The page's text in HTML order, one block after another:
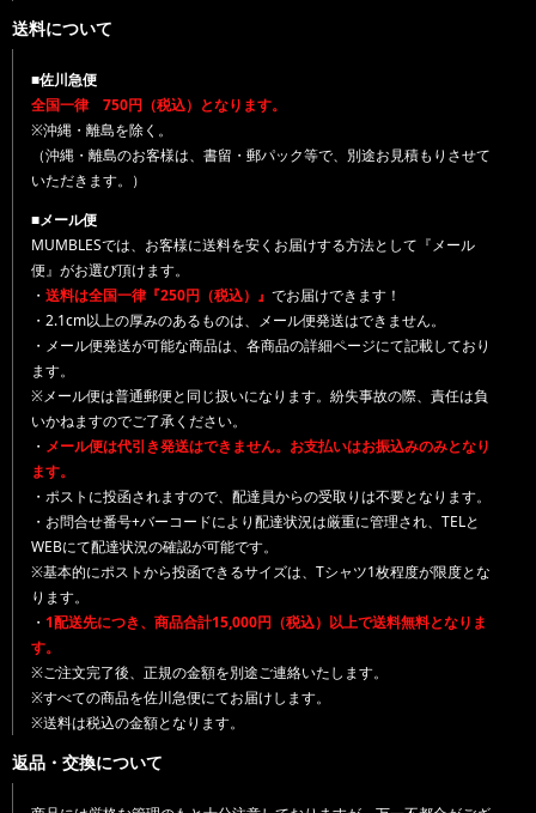
送料について
■佐川急便
全国一律 750円（税込）となります。
※沖縄・離島を除く。
（沖縄・離島のお客様は、書留・郵パック等で、別途お見積もりさせて
いただきます。）
■メール便
MUMBLESでは、お客様に送料を安くお届けする方法として『メール
便』がお選び頂けます。
・ 送料は全国一律『250円（税込）』 でお届けできます！
・2.1cm以上の厚みのあるものは、メール便発送はできません。
・メール便発送が可能な商品は、各商品の詳細ページにて記載しており
ます。
※メール便は普通郵便と同じ扱いになります。紛失事故の際、責任は負
いかねますのでご了承ください。
・ メール便は代引き発送はできません。お支払いはお振込みのみとなり
ます。
・ポストに投函されますので、配達員からの受取りは不要となります。
・お問合せ番号+バーコードにより配達状況は厳重に管理され、TELと
WEBにて配達状況の確認が可能です。
※基本的にポストから投函できるサイズは、Tシャツ1枚程度が限度とな
ります。
・ 1配送先につき、商品合計15,000円（税込）以上で送料無料となりま
す。
※ご注文完了後、正規の金額を別途ご連絡いたします。
※すべての商品を佐川急便にてお届けします。
※送料は税込の金額となります。
返品・交換について